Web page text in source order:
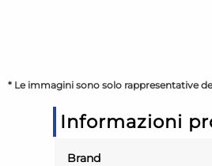
* Le immagini sono solo rappresentative
Informazioni
Brand